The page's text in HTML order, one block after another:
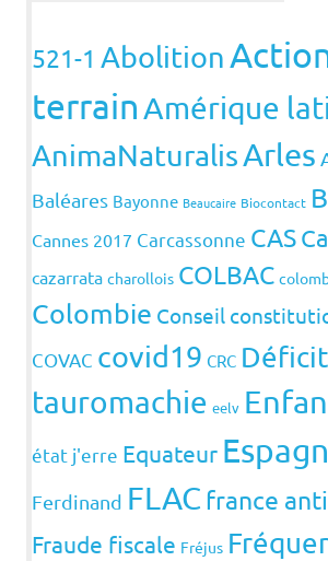
521-1 Abolition
terrain Amérique
AnimaNaturalisArles
Baléares Bayonne Beaucaire Biocontact
Cannes 2017 Carcassonne CAS
cazarrata charollois COLBAC
Colombie Conseil
COVAC covid19 CRC Déficit
tauromachie eelv
état j'erre Equateur
Ferdinand FLAC france
Fraude fiscale Fréjus